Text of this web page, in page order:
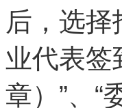
后，选
业代表签
章）”、“